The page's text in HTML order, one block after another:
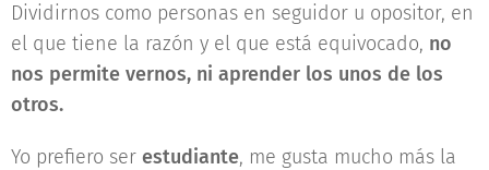
Dividirnos como personas en seguidor u opositor, en
el que tiene la razón y el que está equivocado, no
nos permite vernos, ni aprender los unos de los
otros.
Yo prefiero ser estudiante, me gusta mucho más la